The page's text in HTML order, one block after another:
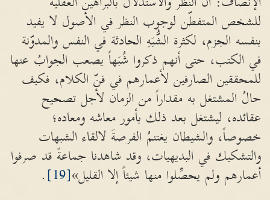
للشخص المتفطّن لوجوب النظر في الأصول لا يفيد
بنفسه الجزم، لكثرة الشُّبَهِ الحادثة في النفس والمدوّنة
في الكتب، حتى أنهم ذكروا شُبَهاً يصعب الجوابُ عنها
للمحققين الصارفين لأعمارهم في فنّ الكلام، فكيف
حالُ المشتغل به مقداراً من الزمان لأجل تصحيح
عقائده، ليشتغل بعد ذلك بأمور معاشه ومعاده؛
خصوصاً، والشيطان يغتنمُ الفرصةَ لالقاء الشبهات
والتشكيك في البديهيات، وقد شاهدنا جماعةً قد صرفوا
أعمارهم ولم يحصِّلوا منها شيئاً إلا القليل»[19]
.